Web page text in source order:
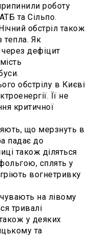
роботу
та Сільпо.
обстріл також
тепла. Як
дефіцит
обстрілу в Києві
Її не
критичної
що мерзнуть в
падає до
також діляться
сплять у
вогнетривку
на лівому
тривалі
у деяких
та